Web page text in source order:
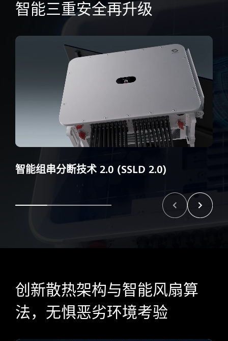
智能三重安全再升级
智能组串分断技术 2.0 (SSLD 2.0)
创新散热架构与智能风扇算
法，无惧恶劣环境考验